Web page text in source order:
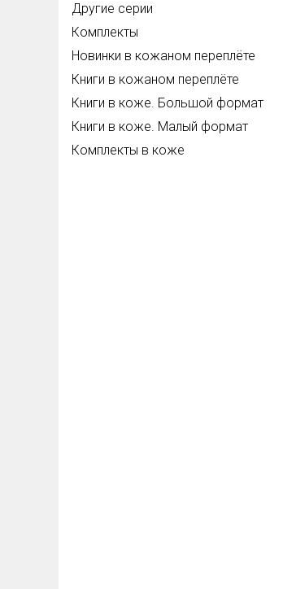
Другие серии
Комплекты
Новинки в кожаном переплёте
Книги в кожаном переплёте
Книги в коже. Большой формат
Книги в коже. Малый формат
Комплекты в коже